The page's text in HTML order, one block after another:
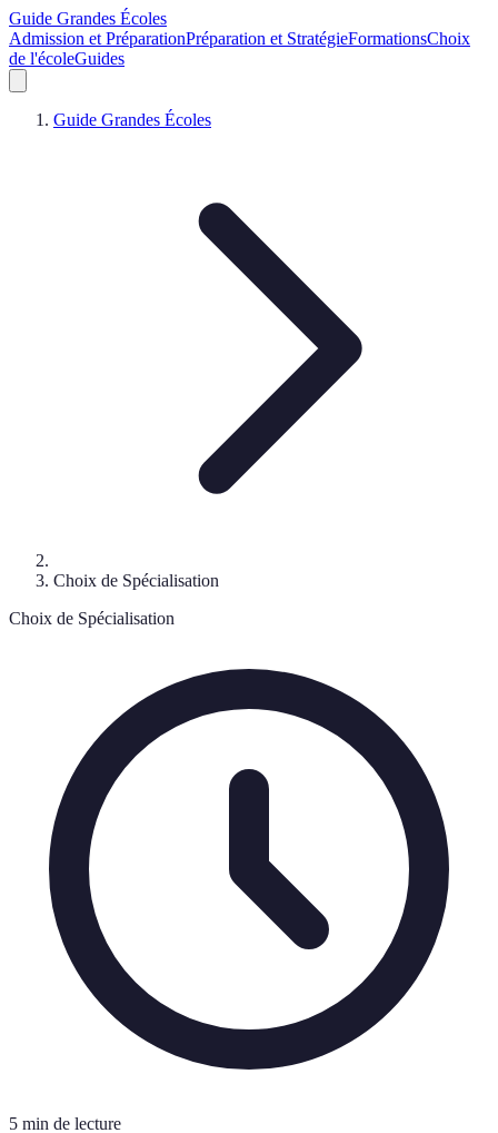
Guide Grandes Écoles
Admission et PréparationPréparation et StratégieFormationsChoix
de l'écoleGuides
Guide Grandes Écoles
Choix de Spécialisation
Choix de Spécialisation
5 min de lecture